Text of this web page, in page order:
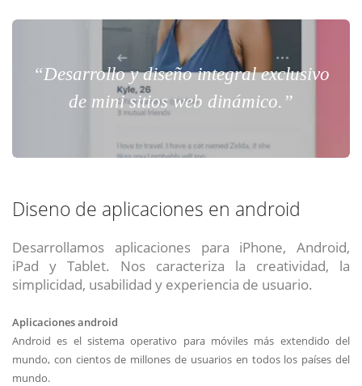
“Desarrollo y diseño integral exclusivo
de mini sitios web dinámico.”
Diseno de aplicaciones en android
Desarrollamos aplicaciones para iPhone, Android,
iPad y Tablet. Nos caracteriza la creatividad, la
simplicidad, usabilidad y experiencia de usuario.
Aplicaciones android
Android es el sistema operativo para móviles más extendido del
mundo, con cientos de millones de usuarios en todos los países del
mundo.